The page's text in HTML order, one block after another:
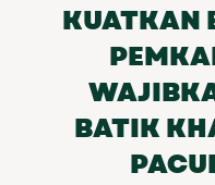
KUATKAN
BATIK